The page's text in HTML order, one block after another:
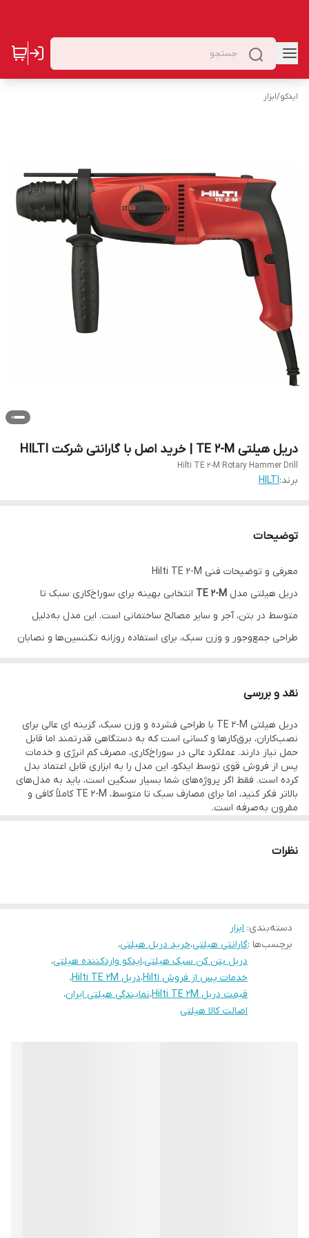
ایدکو/ابزار
دریل هیلتی TE 2-M | خرید اصل با گارانتی شرکت HILTI
Hilti TE 2-M Rotary Hammer Drill
برند:HILTI
توضیحات
معرفی و توضیحات فنی Hilti TE 2-M
دریل هیلتی مدل TE 2-M انتخابی بهینه برای سوراخ‌کاری سبک تا
متوسط در بتن، آجر و سایر مصالح ساختمانی است. این مدل به‌دلیل
طراحی جمع‌وجور و وزن سبک، برای استفاده روزانه تکنسین‌ها و نصابان
می‌کند.
مشخصات فنی برجسته:
توان موتور:۸۰۰ وات
ولتاژ:۲۲۰ ولت
سرعت بدون بار:تا ۱۲۰۰ دور در دقیقه
سیستم دو حالته:سوراخ‌کاری ساده و سوراخ‌کاری چکشی
وزن تقریبی:
زیاد استقبال زیادی دارد و انتخابی کاربردی برای کارهای حساس و ظریف
است.
یادآوری مهم و خدمات ایدکو
واردکننده مستقیم محصولات هیلتی در ایران است و
را باگواهی اصالت کالا
نقد و بررسی
دریل هیلتی TE 2-M با طراحی فشرده و وزن سبک، گزینه ای عالی برای
نصب‌کاران، برق‌کارها و کسانی است که به دستگاهی قدرتمند اما قابل
حمل نیاز دارند. عملکرد عالی در سوراخ‌کاری، مصرف کم انرژی و خدمات
پس از فروش قوی توسط ایدکو، این مدل را به ابزاری قابل اعتماد بدل
کرده است. فقط اگر پروژه‌های شما بسیار سنگین است، باید به مدل‌های
بالاتر فکر کنید، اما برای مصارف سبک تا متوسط، TE 2-M کاملاً کافی و
مقرون به‌صرفه است.
نظرات
دسته‌بندی: ابزار
برچسب‌ها :گارانتی هیلتی،خرید دریل هیلتی،
دریل بتن کن سبک هیلتی،ایدکو واردکننده هیلتی،
خدمات پس از فروش Hilti
،دریل Hilti TE 2M
،
قیمت دریل Hilti TE 2M
،نمایندگی هیلتی ایران،
اصالت کالا هیلتی